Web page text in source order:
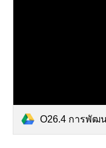
O26.4 การพัฒนา